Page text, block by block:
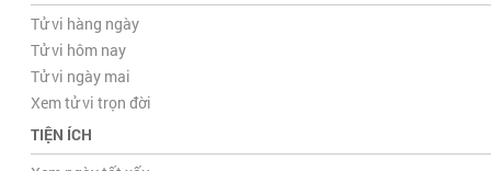
Tử vi hàng ngày
Tử vi hôm nay
Tử vi ngày mai
Xem tử vi trọn đời
TIỆN ÍCH